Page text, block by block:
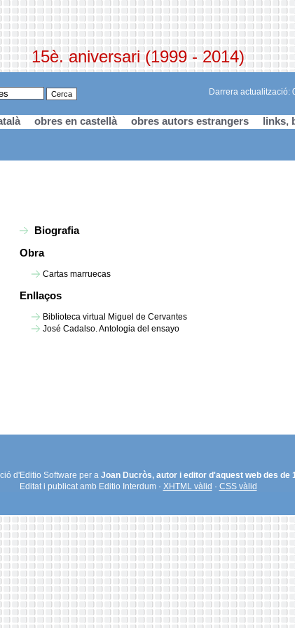
15è. aniversari (1999 - 2014)
Darrera actualització:
obres en castellà obres autors estrangers links,
Biografia
Obra
Cartas marruecas
Enllaços
Biblioteca virtual Miguel de Cervantes
José Cadalso. Antologia del ensayo
d'Editio Software per a Joan Ducròs, autor i editor d'aquest web des de
Editat i publicat amb Editio Interdum · XHTML vàlid · CSS vàlid